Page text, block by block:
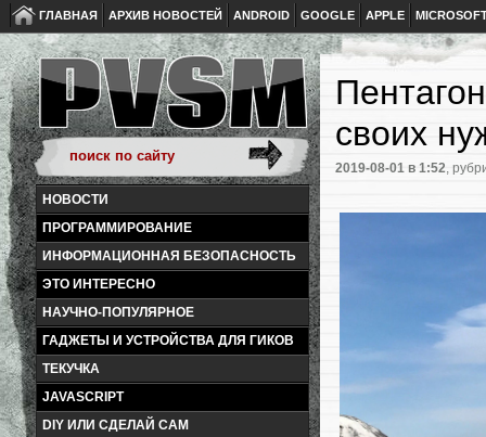
ГЛАВНАЯ АРХИВ НОВОСТЕЙ ANDROID GOOGLE APPLE
НОВОСТИ
ПРОГРАММИРОВАНИЕ
ИНФОРМАЦИОННАЯ БЕЗОПАСНОСТЬ
ЭТО ИНТЕРЕСНО
НАУЧНО-ПОПУЛЯРНОЕ
ГАДЖЕТЫ И УСТРОЙСТВА ДЛЯ ГИКОВ
ТЕКУЧКА
JAVASCRIPT
DIY ИЛИ СДЕЛАЙ САМ
своих
2019-08-01 в 1:52,